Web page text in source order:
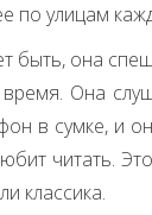
по улицам
быть, она
Она
в сумке, и
читать.
классика.